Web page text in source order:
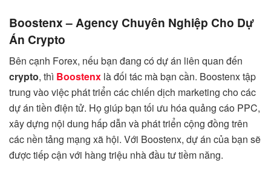
Boostenx – Agency Chuyên Nghiệp Cho Dự
Án Crypto
Bên cạnh Forex, nếu bạn đang có dự án liên quan đến
crypto, thì Boostenx là đối tác mà bạn cần. Boostenx tập
trung vào việc phát triển các chiến dịch marketing cho các
dự án tiền điện tử. Họ giúp bạn tối ưu hóa quảng cáo PPC,
xây dựng nội dung hấp dẫn và phát triển cộng đồng trên
các nền tảng mạng xã hội. Với Boostenx, dự án của bạn sẽ
được tiếp cận với hàng triệu nhà đầu tư tiềm năng.